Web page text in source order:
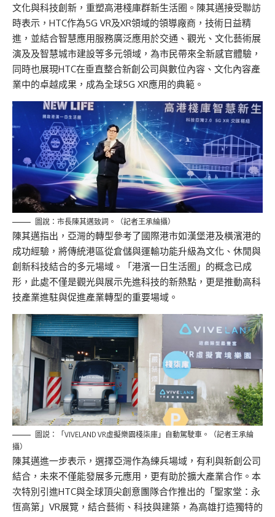
文化與科技創新，重塑高港棧庫群新生活圈。陳其邁接受聯訪
時表示，HTC作為5G VR及XR領域的領導廠商，技術日益精
進，並結合智慧應用服務廣泛應用於交通、觀光、文化藝術展
演及及智慧城市建設等多元領域，為市民帶來全新感官體驗，
同時也展現HTC在垂直整合新創公司與數位內容、文化內容產
業中的卓越成果，成為全球5G XR應用的典範。
圖說：市長陳其邁致詞。（記者王承綸攝）
陳其邁指出，亞灣的轉型參考了國際港市如漢堡港及橫濱港的
成功經驗，將傳統港區從倉儲與運輸功能升級為文化、休閒與
創新科技結合的多元場域。「港濱一日生活圈」的概念已成
形，此處不僅是觀光與展示先進科技的新熱點，更是推動高科
技產業進駐與促進產業轉型的重要場域。
圖説：「VIVELAND VR虛擬樂園棧柒庫」自動駕駛車。（記者王承綸
攝）
陳其邁進一步表示，選擇亞灣作為練兵場域，有利與新創公司
結合，未來不僅能發展多元應用，更有助於擴大產業合作。本
次特別引進HTC與全球頂尖創意團隊合作推出的「聖家堂：永
恆高第」VR展覽，結合藝術、科技與建築，為高雄打造獨特的